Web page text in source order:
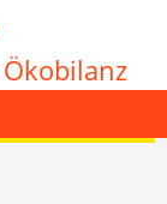
Ökobilanz